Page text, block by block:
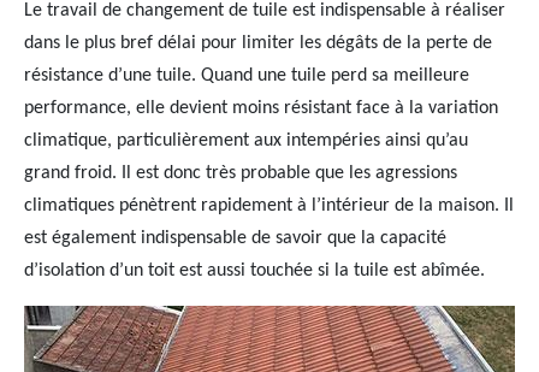
Le travail de changement de tuile est indispensable à réaliser
dans le plus bref délai pour limiter les dégâts de la perte de
résistance d’une tuile. Quand une tuile perd sa meilleure
performance, elle devient moins résistant face à la variation
climatique, particulièrement aux intempéries ainsi qu’au
grand froid. Il est donc très probable que les agressions
climatiques pénètrent rapidement à l’intérieur de la maison. Il
est également indispensable de savoir que la capacité
d’isolation d’un toit est aussi touchée si la tuile est abîmée.